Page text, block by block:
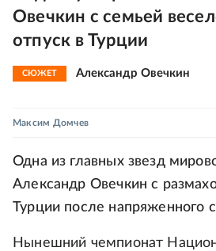
Овечкин с семьей
отпуск в Турции
СЮЖЕТ Александр Овечкин
Максим Домчев
Одна из главных звезд
Александр Овечкин с
Турции после напряженного
Нынешний чемпионат